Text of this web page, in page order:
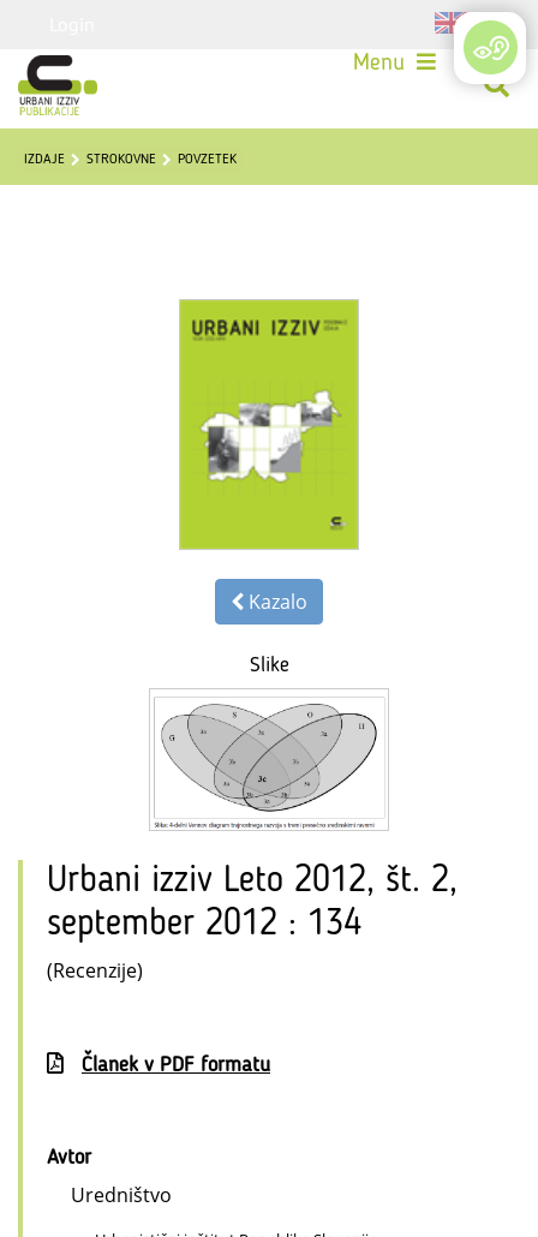
Menu
IZDAJE STROKOVNE POVZETEK
Kazalo
Slike
Urbani izziv Leto 2012, št. 2,
september 2012 : 134
(Recenzije)
Članek v PDF formatu
Avtor
Uredništvo